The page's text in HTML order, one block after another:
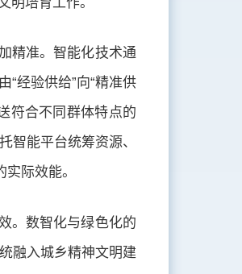
精准。智能化技术通
经验供给”向“精准供
符合不同群体特点的
智能平台统筹资源、
际效能。
。数智化与绿色化的
融入城乡精神文明建